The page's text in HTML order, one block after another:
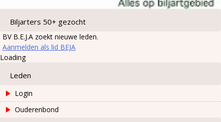
Biljarters 50+ gezocht
BV B.E.J.A zoekt nieuwe leden.
Aanmelden als lid BEJA
Loading
Leden
Login
Ouderenbond